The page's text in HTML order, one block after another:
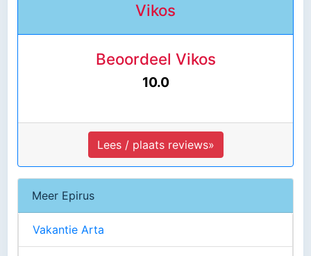
Vikos
Beoordeel Vikos
10.0
Lees / plaats reviews»
Meer Epirus
Vakantie Arta